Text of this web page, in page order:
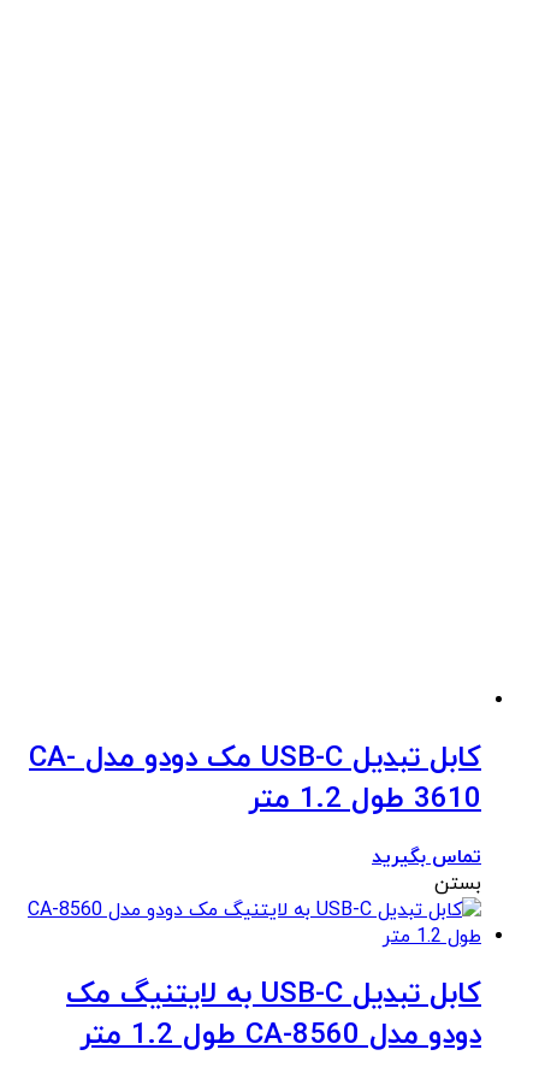
کابل تبدیل USB-C مک دودو مدل CA-
3610 طول 1.2 متر
تماس بگیرید
بستن
کابل تبدیل USB-C به لایتنیگ مک
دودو مدل CA-8560 طول 1.2 متر